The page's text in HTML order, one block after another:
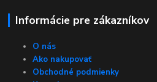
Informácie pre zákazníkov
O nás
Ako nakupovať
Obchodné podmienky